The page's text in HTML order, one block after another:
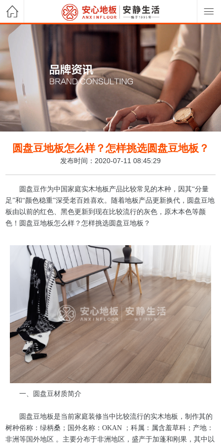
圆盘豆地板怎么样？怎样挑选圆盘豆地板？
发布时间：2020-07-11 08:45:29
圆盘豆作为中国家庭实木地板产品比较常见的木种，因其“分量
足”和“颜色稳重”深受老百姓喜欢 。 随着地板产品更新换代 ，圆盘豆地
板由以前的红色、黑色更新到现在比较流行的灰色 ， 原木本色等颜
色！圆盘豆地板怎么样？怎样挑选圆盘豆地板？
一、圆盘豆材质简介
圆盘豆地板是当前家庭装修当中比较流行的实木地板，制作其的
树种俗称：绿柄桑；国外名称：OKAN
；科属：属含羞草科；产地：
非洲等国外地区 。主要分布于非洲地区，盛产于加蓬和刚果，其中以